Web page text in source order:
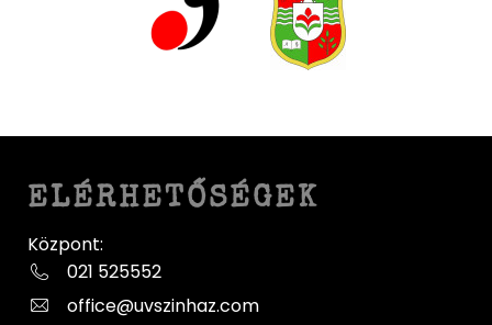
ELÉRHETŐSÉGEK
Központ:
021 525552
office@uvszinhaz.com